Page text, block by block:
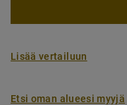
Lisää vertailuun
Etsi oman alueesi myyjä